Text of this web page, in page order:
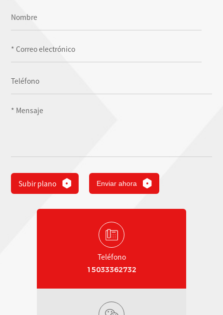
Subir plano Enviar ahora
Teléfono
15033362732